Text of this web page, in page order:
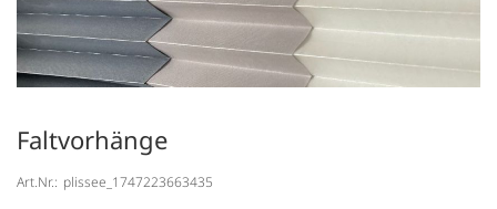
Faltvorhänge
Art.Nr.: plissee_1747223663435